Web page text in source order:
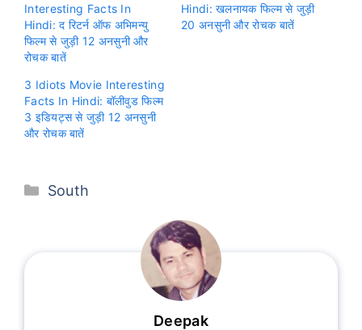
Interesting Facts In
Hindi: द रिटर्न ऑफ अभिमन्यु
फिल्म से जुड़ी 12 अनसुनी और
रोचक बातें
Hindi: खलनायक फिल्म से जुड़ी
20 अनसुनी और रोचक बातें
3 Idiots Movie Interesting
Facts In Hindi: बॉलीवुड फिल्म
3 इडियट्स से जुड़ी 12 अनसुनी
और रोचक बातें
Categories
South
Deepak